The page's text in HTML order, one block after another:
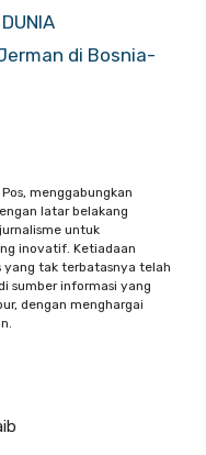
di Bosnia-
menggabungkan
latar belakang
untuk
inovatif. Ketiadaan
tak terbatasnya telah
sumber informasi yang
dengan menghargai